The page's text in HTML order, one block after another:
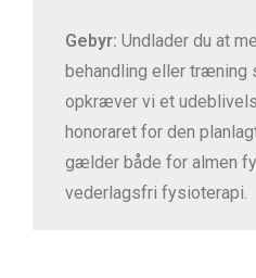
Gebyr: Undlader du at
behandling eller træning
opkræver vi et
honoraret for den
gælder både for almen
vederlagsfri fysioterapi.